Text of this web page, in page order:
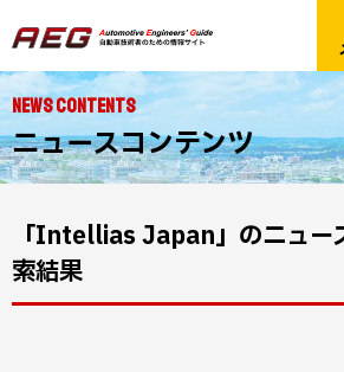
NEWS CONTENTS
ニュースコンテンツ
「Intellias Japan」のニュー
索結果